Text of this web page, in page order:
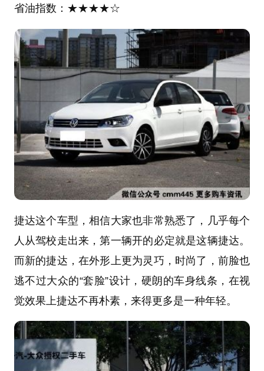
省油指数：★★★★☆
捷达这个车型，相信大家也非常熟悉了，几乎每个
人从驾校走出来，第一辆开的必定就是这辆捷达。
而新的捷达，在外形上更为灵巧，时尚了，前脸也
逃不过大众的“套脸”设计，硬朗的车身线条，在视
觉效果上捷达不再朴素，来得更多是一种年轻。